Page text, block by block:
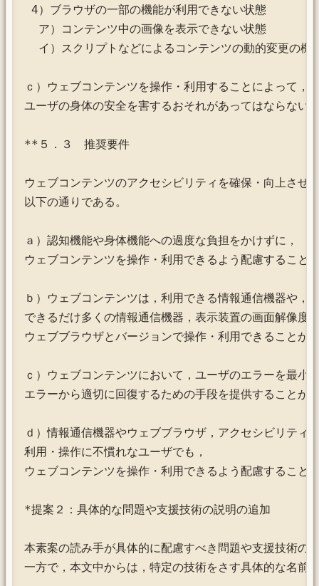
4）ブラウザの一部の機能が利用できない状態
  ア）コンテンツ中の画像を表示できない状態
イ）スクリプトなどによるコンテンツの動的変更の機
ｃ）ウェブコンテンツを操作・利用することによって，
ユーザの身体の安全を害するおそれがあってはならない
**５．３　推奨要件
ウェブコンテンツのアクセシビリティを確保・向上させ
以下の通りである。
ａ）認知機能や身体機能への過度な負担をかけずに，
ウェブコンテンツを操作・利用できるよう配慮すること
ｂ）ウェブコンテンツは，利用できる情報通信機器や，
できるだけ多くの情報通信機器，表示装置の画面解像度
ウェブブラウザとバージョンで操作・利用できることが
ｃ）ウェブコンテンツにおいて，ユーザのエラーを最小
エラーから適切に回復するための手段を提供することが
ｄ）情報通信機器やウェブブラウザ，アクセシビリティ
利用・操作に不慣れなユーザでも，
ウェブコンテンツを操作・利用できるよう配慮すること
*提案２：具体的な問題や支援技術の説明の追加
本素案の読み手が具体的に配慮すべき問題や支援技術の
一方で，本文中からは，特定の技術をさす具体的な名前